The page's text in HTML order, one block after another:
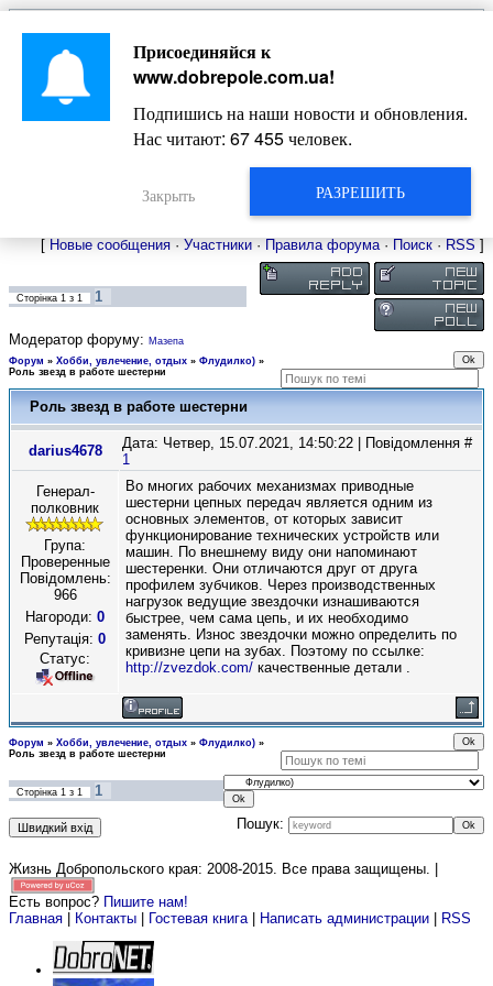
Главная
Новости
Довідкова
Фото
Оголошення
Видео
Жизнь Добропольского края
[ Новые сообщения · Участники · Правила форума· Поиск · RSS ]
Сторінка 1 з 1 1
Модератор форуму: Мазепа
Форум » Хобби, увлечение, отдых » Флудилко) »
Роль звезд в работе шестерни
Роль звезд в работе шестерни
darius4678
Дата: Четвер, 15.07.2021, 14:50:22 | Повідомлення #
1
Генерал-
полковник
Група:
Проверенные
Повідомлень:
966
Нагороди: 0
Репутація: 0
Статус:
Во многих рабочих механизмах приводные
шестерни цепных передач является одним из
основных элементов, от которых зависит
функционирование технических устройств или
машин. По внешнему виду они напоминают
шестеренки. Они отличаются друг от друга
профилем зубчиков. Через производственных
нагрузок ведущие звездочки изнашиваются
быстрее, чем сама цепь, и их необходимо
заменять. Износ звездочки можно определить по
кривизне цепи на зубах. Поэтому по ссылке:
http://zvezdok.com/ качественные детали .
Форум » Хобби, увлечение, отдых » Флудилко) »
Роль звезд в работе шестерни
Сторінка 1 з 1
1
Пошук:
Жизнь Добропольского края: 2008-2015. Все права защищены. |
Есть вопрос? Пишите нам!
Главная
Контакты Гостевая книга| Написать администрации RSS
Присоединяйся к
www.dobrepole.com.ua!
Подпишись на наши новости и обновления.
Нас читают: 67 455человек.
РАЗРЕШИТЬ
Закрыть